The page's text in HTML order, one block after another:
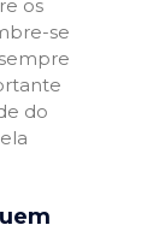
os
se
do